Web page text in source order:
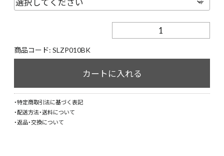
TOKYO】
BABY
ZIP
個
商品コード: SLZP010BK
カートに入れる
・特定商取引法に基づく表記
・配送方法・送料について
・返品・交換について